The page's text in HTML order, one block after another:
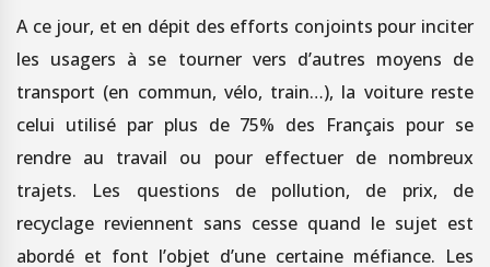
A ce jour, et en dépit des efforts conjoints pour inciter
les usagers à se tourner vers d’autres moyens de
transport (en commun, vélo, train…), la voiture reste
celui utilisé par plus de 75% des Français pour se
rendre au travail ou pour effectuer de nombreux
trajets. Les questions de pollution, de prix, de
recyclage reviennent sans cesse quand le sujet est
abordé et font l’objet d’une certaine méfiance. Les